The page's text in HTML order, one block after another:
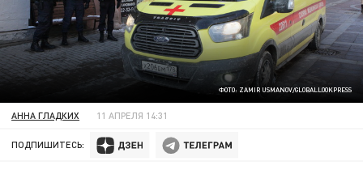
ФОТО: ZAMIR USMANOV/GLOBALLOOKPRESS
АННА ГЛАДКИХ 11 АПРЕЛЯ 14:31
ПОДПИШИТЕСЬ: